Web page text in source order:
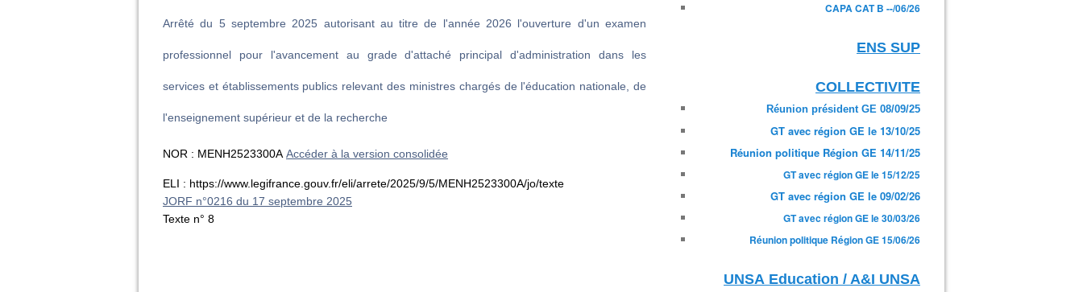
Arrêté du 5 septembre 2025 autorisant au titre de l'année 2026 l'ouverture d'un examen
professionnel pour l'avancement au grade d'attaché principal d'administration dans les
services et établissements publics relevant des ministres chargés de l'éducation nationale, de
l'enseignement supérieur et de la recherche
NOR : MENH2523300A Accéder à la version consolidée
ELI : https://www.legifrance.gouv.fr/eli/arrete/2025/9/5/MENH2523300A/jo/texte
JORF n°0216 du 17 septembre 2025
Texte n° 8
CAPA CAT B --/06/26
ENS SUP
COLLECTIVITE
Réunion président GE 08/09/25
GT avec région GE le 13/10/25
Réunion politique Région GE 14/11/25
GT avec région GE le 15/12/25
GT avec région GE le 09/02/26
GT avec région GE le 30/03/26
Réunion politique Région GE 15/06/26
UNSA Education / A&I UNSA